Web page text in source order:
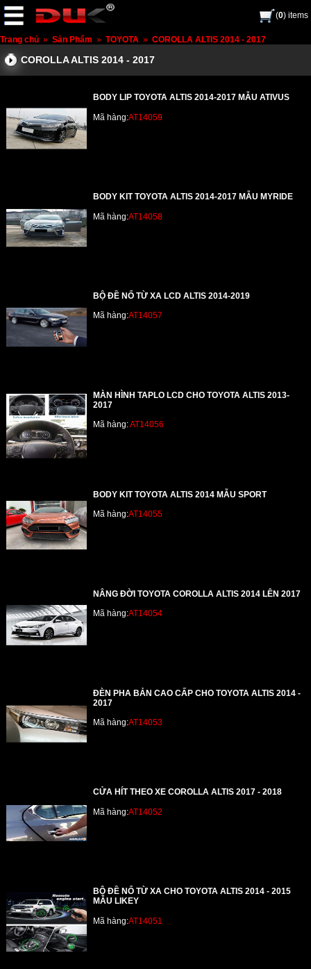
(0) items
Trang chủ » Sản Phẩm » TOYOTA » COROLLA ALTIS 2014 - 2017
COROLLA ALTIS 2014 - 2017
BODY LIP TOYOTA ALTIS 2014-2017 MẪU ATIVUS
Mã hàng:AT14059
BODY KIT TOYOTA ALTIS 2014-2017 MẪU MYRIDE
Mã hàng:AT14058
BỘ ĐỀ NỔ TỪ XA LCD ALTIS 2014-2019
Mã hàng:AT14057
MÀN HÌNH TAPLO LCD CHO TOYOTA ALTIS 2013-
2017
Mã hàng:AT14056
BODY KIT TOYOTA ALTIS 2014 MẪU SPORT
Mã hàng:AT14055
NÂNG ĐỜI TOYOTA COROLLA ALTIS 2014 LÊN 2017
Mã hàng:AT14054
ĐÈN PHA BẢN CAO CẤP CHO TOYOTA ALTIS 2014 -
2017
Mã hàng:AT14053
CỬA HÍT THEO XE COROLLA ALTIS 2017 - 2018
Mã hàng:AT14052
BỘ ĐỀ NỔ TỪ XA CHO TOYOTA ALTIS 2014 - 2015
MẪU LIKEY
Mã hàng:AT14051